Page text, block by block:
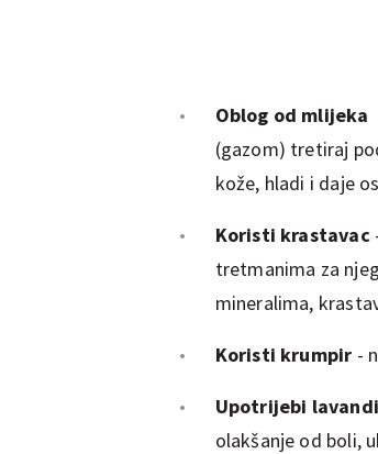
Oblog od mlijeka
(gazom) tretiraj
kože, hladi i daje
Koristi krastavac
tretmanima za
mineralima,
Koristi krumpir -
Upotrijebi
olakšanje od boli,